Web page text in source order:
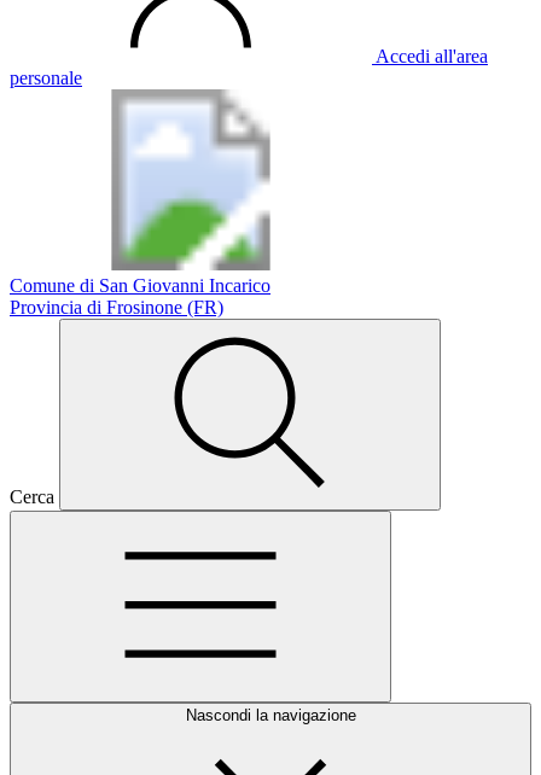
Accedi all'area
personale
Comune di San Giovanni Incarico
Provincia di Frosinone (FR)
Cerca
Nascondi la navigazione